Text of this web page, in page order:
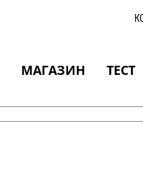
МАГАЗИН ТЕСТ